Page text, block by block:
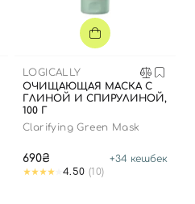
LOGICALLY
ОЧИЩАЮЩАЯ МАСКА С
ГЛИНОЙ И СПИРУЛИНОЙ,
100 Г
Clarifying Green Mask
690₴ +34 кешбек
4.50 (10)